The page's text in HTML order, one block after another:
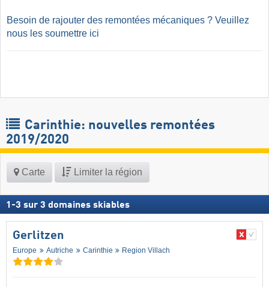
Besoin de rajouter des remontées mécaniques ? Veuillez
nous les soumettre ici
Carinthie: nouvelles remontées
2019/2020
Carte Limiter la région
1 -3 sur 3 domaines skiables
Gerlitzen
Europe Autriche Carinthie Region Villach